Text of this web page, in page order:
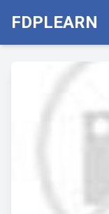
FDPLEARN